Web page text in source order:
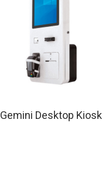
Gemini Desktop Kiosk